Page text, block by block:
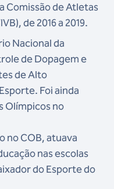
Comissão de Atletas
de 2016 a 2019.
Nacional da
de Dopagem e
de Alto
Foi ainda
Olímpicos no
no COB, atuava
nas escolas
do Esporte do